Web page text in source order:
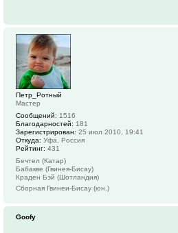
Петр_Ротный
Мастер
Сообщений: 1516
Благодарностей: 181
Зарегистрирован: 25 июл 2010, 19:41
Откуда: Уфа, Россия
Рейтинг: 431
Бечтел (Катар)
Бабакве (Гвинея-Бисау)
Краден Бэй (Шотландия)
Сборная Гвинеи-Бисау (юн.)
Goofy